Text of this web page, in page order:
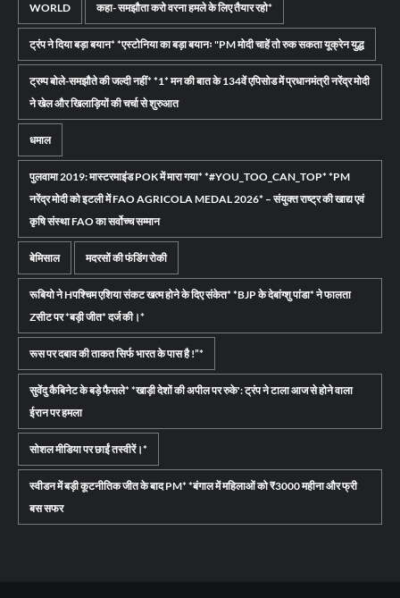
WORLD कहा- समझौता करो वरना हमले के लिए तैयार रहो*
ट्रंप ने दिया बड़ा बयान* *एस्टोनिया का बड़ा बयानः "PM मोदी चाहें तो रुक सकता यूक्रेन युद्ध
ट्रम्प बोले-समझौते की जल्दी नहीं* *1* मन की बात के 134वें एपिसोड में प्रधानमंत्री नरेंद्र मोदी
ने खेल और खिलाड़ियों की चर्चा से शुरुआत
धमाल
पुलवामा 2019: मास्टरमाइंड POK में मारा गया* *#YOU_TOO_CAN_TOP* *PM
नरेंद्र मोदी को इटली में FAO AGRICOLA MEDAL 2026* – संयुक्त राष्ट्र की खाद्य एवं
कृषि संस्था FAO का सर्वोच्च सम्मान
बेमिसाल मदरसों की फंडिंग रोकी
रूबियो ने Hपश्चिम एशिया संकट खत्म होने के दिए संकेत* *BJP के देबांग्शु पांडा* ने फालता
Zसीट पर *बड़ी जीत* दर्ज की।*
रूस पर दबाव की ताकत सिर्फ भारत के पास है !”*
सुवेंदु कैबिनेट के बड़े फैसले* *खाड़ी देशों की अपील पर रुके': ट्रंप ने टाला आज से होने वाला
ईरान पर हमला
सोशल मीडिया पर छाईं तस्वीरें।*
स्वीडन में बड़ी कूटनीतिक जीत के बाद PM* *बंगाल में महिलाओं को ₹3000 महीना और फ्री
बस सफर